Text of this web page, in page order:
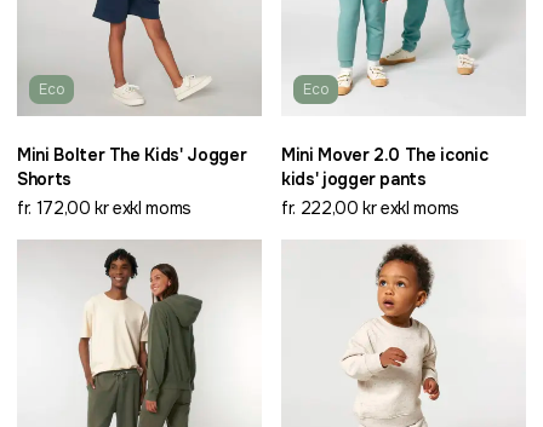
Eco
Mini Bolter The Kids' Jogger
Shorts
fr. 172,00 kr exkl moms
Eco
Mini Mover 2.0 The iconic
kids' jogger pants
fr. 222,00 kr exkl moms